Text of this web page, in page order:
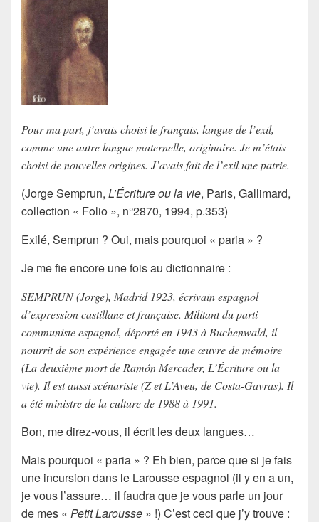
Pour ma part, j’avais choisi le français, langue de l’exil,
comme une autre langue maternelle, originaire. Je m’étais
choisi de nouvelles origines. J’avais fait de l’exil une patrie.
(Jorge Semprun, L’Écriture ou la vie, Paris, Gallimard,
collection « Folio », n°2870, 1994, p.353)
Exilé, Semprun ? Oui, mais pourquoi « paria » ?
Je me fie encore une fois au dictionnaire :
SEMPRUN (Jorge), Madrid 1923, écrivain espagnol
d’expression castillane et française. Militant du parti
communiste espagnol, déporté en 1943 à Buchenwald, il
nourrit de son expérience engagée une œuvre de mémoire
(La deuxième mort de Ramón Mercader, L’Écriture ou la
vie). Il est aussi scénariste (Z et L’Aveu, de Costa-Gavras). Il
a été ministre de la culture de 1988 à 1991.
Bon, me direz-vous, il écrit les deux langues…
Mais pourquoi « paria » ? Eh bien, parce que si je fais
une incursion dans le Larousse espagnol (il y en a un,
je vous l’assure… il faudra que je vous parle un jour
de mes « Petit Larousse » !) C’est ceci que j’y trouve :